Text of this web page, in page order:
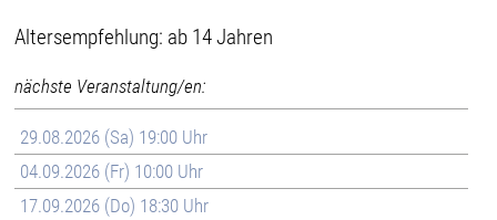
Altersempfehlung: ab 14 Jahren
nächste Veranstaltung/en:
29.08.2026 (Sa) 19:00 Uhr
04.09.2026 (Fr) 10:00 Uhr
17.09.2026 (Do) 18:30 Uhr